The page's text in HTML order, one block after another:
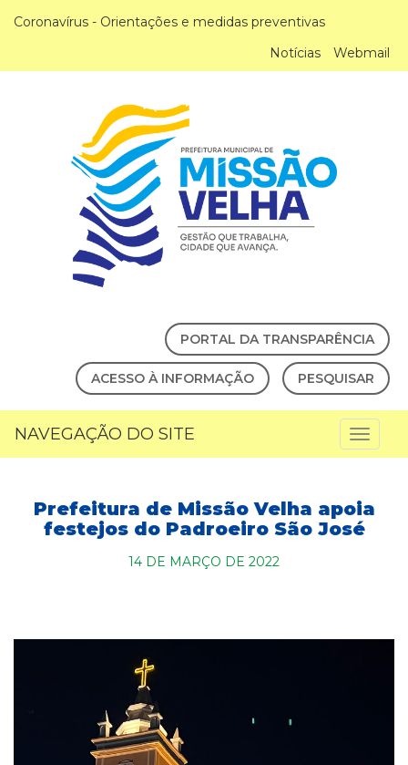
Coronavírus - Orientações e medidas preventivas
Notícias
Webmail
PORTAL DA TRANSPARÊNCIA
ACESSO À INFORMAÇÃO PESQUISAR
NAVEGAÇÃO DO SITE
Prefeitura de Missão Velha apoia
festejos do Padroeiro São José
14 DE MARÇO DE 2022